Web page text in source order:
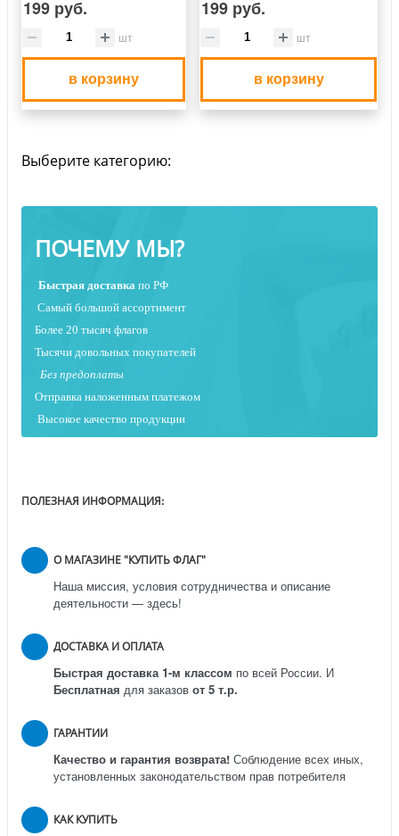
199 руб.
шт
в корзину
199 руб.
шт
в корзину
Выберите категорию:
ПОЧЕМУ МЫ?
Быстрая доставка по РФ
Самый большой ассортимент
Более 20 тысяч флагов
Тысячи довольных покупателей
Без предоплаты
Отправка наложенным платежом
Высокое качество продукции
ПОЛЕЗНАЯ ИНФОРМАЦИЯ:
О МАГАЗИНЕ "КУПИТЬ ФЛАГ"
Наша миссия, условия сотрудничества и описание
деятельности — здесь!
ДОСТАВКА И ОПЛАТА
Быстрая доставка 1-м классом по всей России. И
Бесплатная для заказов от 5 т.р.
ГАРАНТИИ
Качество и гарантия возврата! Соблюдение всех иных,
установленных законодательством прав потребителя
КАК КУПИТЬ